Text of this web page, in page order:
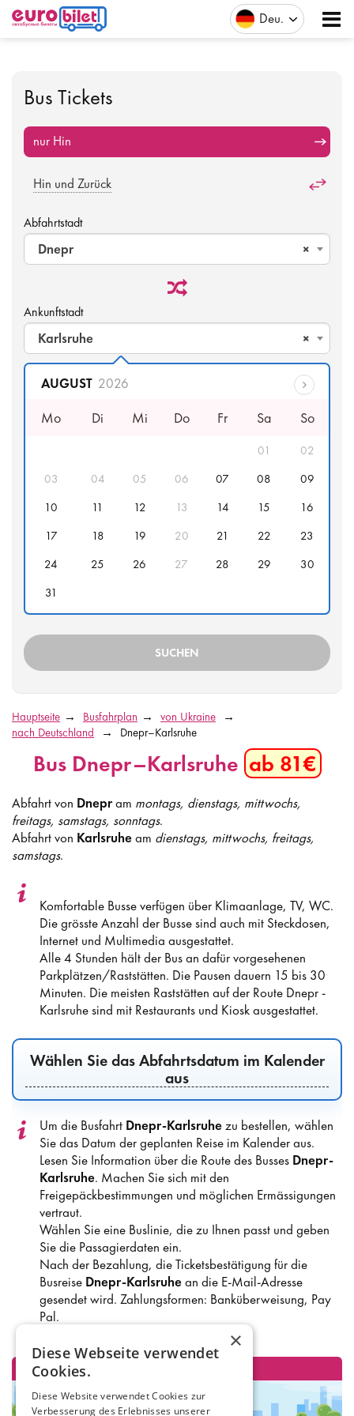
Deu
Bus Tickets
nur Hin
Hin und Zurück
Abfahrtstadt
×
Dnepr
Ankunftstadt
×
Karlsruhe
AUGUST 2026
Mo Di Mi Do Fr Sa So
01
02
03
04 05 06 07 08
09
10
11 12 13 14 15
16
17
18 19 20 21 22
23
24
25 26 27 28 29
30
31
Hauptseite Busfahrplan
von Ukraine
nach Deutschland
Dnepr–Karlsruhe
Bus Dnepr–Karlsruhe ab 81€
Abfahrt von Dnepram montags, dienstags, mittwochs,
freitags, samstags, sonntags.
Abfahrt von Karlsruheam dienstags, mittwochs, freitags,
samstags.
Komfortable Busse verfügen über Klimaanlage, TV, WC.
Die grösste Anzahl der Busse sind auch mit Steckdosen,
Internet und Multimedia ausgestattet.
Alle 4 Stunden hält der Bus an dafür vorgesehenen
Parkplätzen/Raststätten. Die Pausen dauern 15 bis 30
Minuten. Die meisten Raststätten auf der Route Dnepr -
Karlsruhe sind mit Restaurants und Kiosk ausgestattet.
Wählen Sie das Abfahrtsdatum im Kalender
aus
Um die Busfahrt Dnepr-Karlsruhezu bestellen, wählen
Sie das Datum der geplanten Reise im Kalender aus.
Lesen Sie Information über die Route des Busses Dnepr-
Karlsruhe. Machen Sie sich mit den
Freigepäckbestimmungen und möglichen Ermässigungen
vertraut.
Wählen Sie eine Buslinie, die zu Ihnen passt und geben
Sie die Passagierdaten ein.
Nach der Bezahlung, die Ticketsbestätigung für die
Busreise Dnepr-Karlsruhean die E-Mail-Adresse
gesendet wird. Zahlungsformen: Banküberweisung, Pay
Pal.
×
Diese Webseite verwendet
Cookies.
Diese Website verwendet Cookies zur
Verbesserung des Erlebnisses unserer